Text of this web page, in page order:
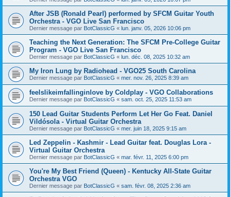
After JSB (Ronald Pearl) performed by SFCM Guitar Youth
Orchestra - VGO Live San Francisco
Dernier message par BotClassicG « lun. janv. 05, 2026 10:06 pm
Teaching the Next Generation: The SFCM Pre-College Guitar
Program - VGO Live San Francisco
Dernier message par BotClassicG « lun. déc. 08, 2025 10:32 am
My Iron Lung by Radiohead - VGO25 South Carolina
Dernier message par BotClassicG « mer. nov. 26, 2025 8:39 am
feelslikeimfallinginlove by Coldplay - VGO Collaborations
Dernier message par BotClassicG « sam. oct. 25, 2025 11:53 am
150 Lead Guitar Students Perform Let Her Go Feat. Daniel
Vildósola - Virtual Guitar Orchestra
Dernier message par BotClassicG « mer. juin 18, 2025 9:15 am
Led Zeppelin - Kashmir - Lead Guitar feat. Douglas Lora -
Virtual Guitar Orchestra
Dernier message par BotClassicG « mar. févr. 11, 2025 6:00 pm
You're My Best Friend (Queen) - Kentucky All-State Guitar
Orchestra VGO
Dernier message par BotClassicG « sam. févr. 08, 2025 2:36 am